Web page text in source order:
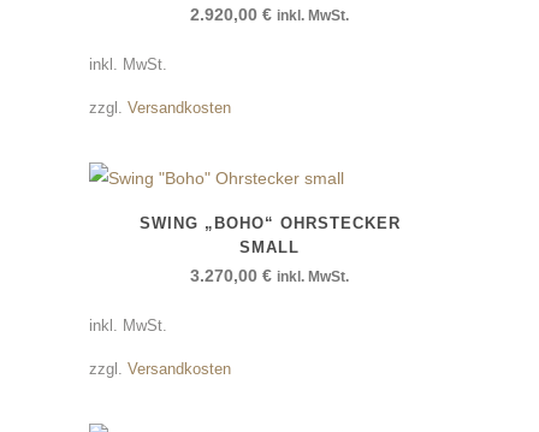
2.920,00 € inkl. MwSt.
inkl. MwSt.
zzgl. Versandkosten
SWING „BOHO“ OHRSTECKER
SMALL
3.270,00 € inkl. MwSt.
inkl. MwSt.
zzgl. Versandkosten